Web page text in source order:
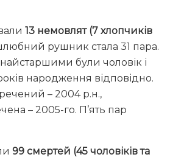
13 немовлят (7 хлопчиків
рушник стала 31 пара.
були чоловік і
народження відповідно.
– 2004 р.н.,
– 2005-го. П’ять пар
99 смертей (45 чоловіків та